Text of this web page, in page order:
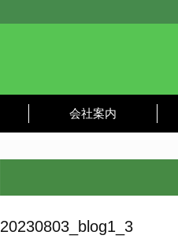
会社案内
20230803_blog1_3